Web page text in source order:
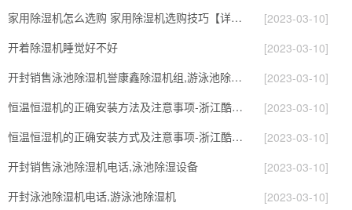
家用除湿机怎么选购 家用除湿机选购技巧【详解】
[2023-03-10]
开着除湿机睡觉好不好
[2023-03-10]
开封销售泳池除湿机誉康鑫除湿机组,游泳池除湿机
[2023-03-10]
恒温恒湿机的正确安装方法及注意事项-浙江酷环境
[2023-03-10]
恒温恒湿机的正确安装方式及注意事项-浙江酷尔环境
[2023-03-10]
开封销售泳池除湿机电话,泳池除湿设备
[2023-03-10]
开封泳池除湿机电话,游泳池除湿机
[2023-03-10]